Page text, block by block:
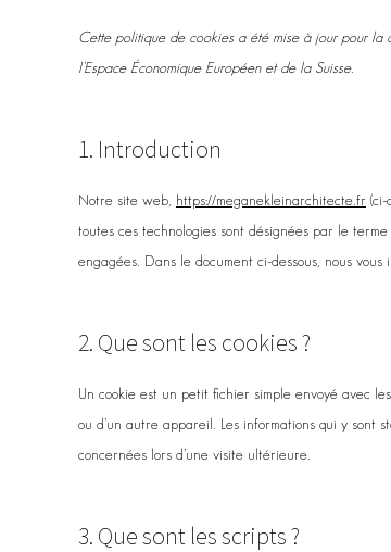
Cette politique de cookies a été mise à jour pour la
l’Espace Économique Européen et de la Suisse.
1. Introduction
Notre site web, https://meganekleinarchitecte.fr (ci-
toutes ces technologies sont désignées par le
engagées. Dans le document ci-dessous, nous
2. Que sont les cookies ?
Un cookie est un petit fichier simple envoyé avec
ou d’un autre appareil. Les informations qui y sont
concernées lors d’une visite ultérieure.
3. Que sont les scripts ?